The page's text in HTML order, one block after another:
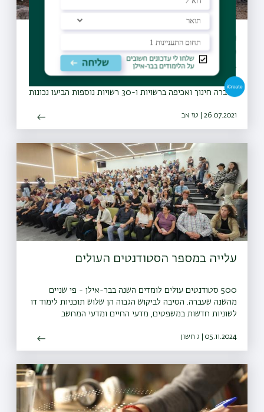
מיזם "קחו אתכם את הזבל" יקודם בעולם
כפורץ דרך
27 מועצות מקומיות ומועצות אזוריות חתמו על אמנת המיזם
והתחייבו לבצע הסברה, חינוך, ואכיפה ברוחו, החלו פעילויות
הסברה חינוך ואכיפה ברשויות ו-30 רשויות נוספות הביעו נכונות
26.07.2021 | טז אב
עלייה במספר הסטודנטים העולים
500 סטודנטים עולים לומדים השנה בבר-אילן - פי שניים
מהשנה שעברה. הסיבה לביקוש הגבוה הן שלוש תוכניות לימוד דו
לשוניות חדשות במשפטים, מדעי החיים ומדעי המחשב
05.11.2024 | ג חשון